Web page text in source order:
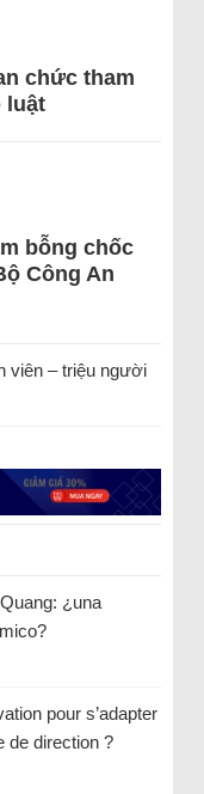
chức tham
luật
bỗng chốc
Công An
viên – triệu người
¿una
pour s’adapter
de direction ?